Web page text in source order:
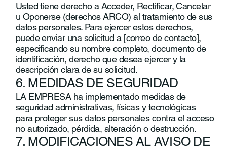
Usted tiene derecho a Acceder, Rectificar, Cancelar
u Oponerse (derechos ARCO) al tratamiento de sus
datos personales. Para ejercer estos derechos,
puede enviar una solicitud a [correo de contacto],
especificando su nombre completo, documento de
identificación, derecho que desea ejercer y la
descripción clara de su solicitud.
6. MEDIDAS DE SEGURIDAD
LA EMPRESA ha implementado medidas de
seguridad administrativas, físicas y tecnológicas
para proteger sus datos personales contra el acceso
no autorizado, pérdida, alteración o destrucción.
7. MODIFICACIONES AL AVISO DE